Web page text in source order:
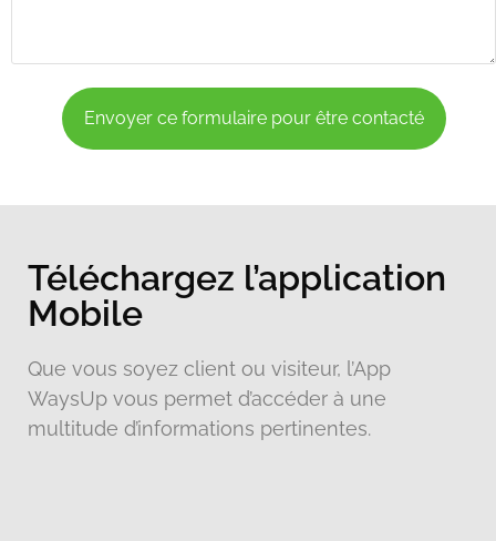
Envoyer ce formulaire pour être contacté
Téléchargez l’application
Mobile
Que vous soyez client ou visiteur, l’App
WaysUp vous permet d’accéder à une
multitude d’informations pertinentes.